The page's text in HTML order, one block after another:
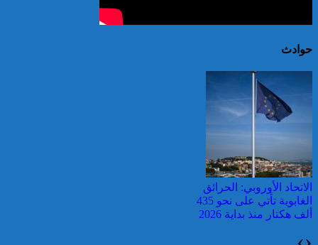
حوادث
الاتحاد الأوروبي: الحرائق
الغابوية تأتي على نحو 435
ألف هكتار منذ بداية 2026